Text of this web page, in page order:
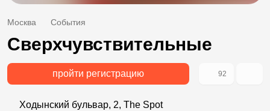
Москва События
Сверхчувствительные
пройти регистрацию 92
Ходынский бульвар, 2, The Spot